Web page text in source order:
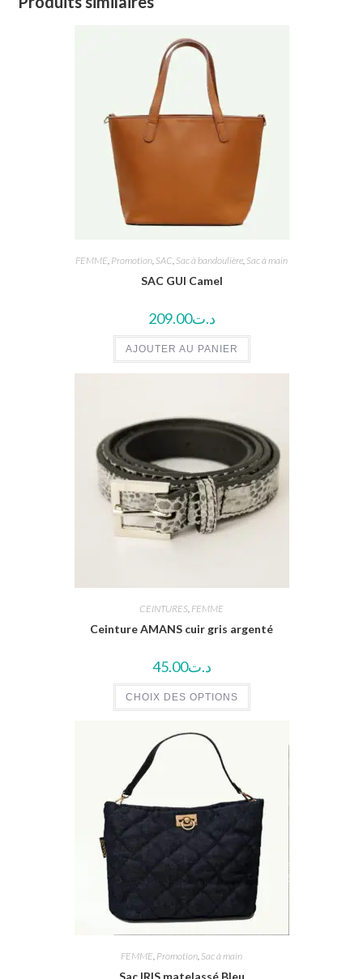
FEMME, Promotion, SAC, Sac à bandoulière, Sac à main
SAC GUI Camel
د.ت209.00
AJOUTER AU PANIER
CEINTURES FEMME
Ceinture AMANS cuir gris argenté
د.ت45.00
CHOIX DES OPTIONS
FEMME, Promotion, Sac à main